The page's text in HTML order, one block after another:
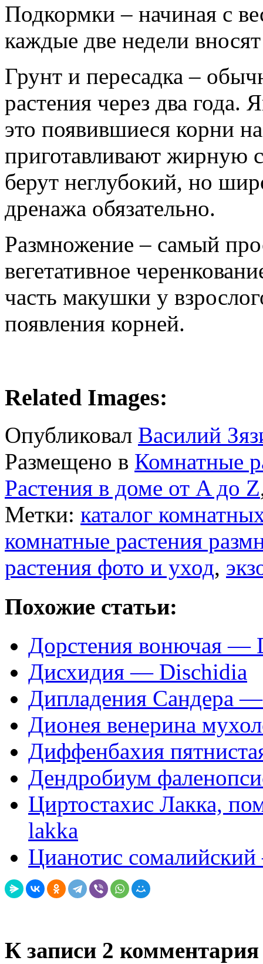
Подкормки – начиная с
каждые две недели
Грунт и пересадка –
растения через два года.
это появившиеся корни
приготавливают жирную
берут неглубокий, но
дренажа обязательно.
Размножение – самый
вегетативное
часть макушки у
появления корней.
Related Images:
Опубликовал Василий
Размещено в Комнатные
Растения в доме от A до Z
Метки: каталог
комнатные растения
растения фото и уход,
Похожие статьи:
Дорстения вонючая —
Дисхидия — Dischidia
Дипладения Сандера
Дионея венерина
Диффенбахия
Дендробиум
Циртостахис Лакка,
lakka
Цианотис
К записи 2 комментария